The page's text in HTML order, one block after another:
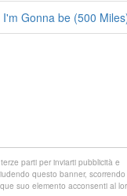
parti per inviarti pubblicità e
questo banner, scorrendo
suo elemento acconsenti al
Gonna be (500